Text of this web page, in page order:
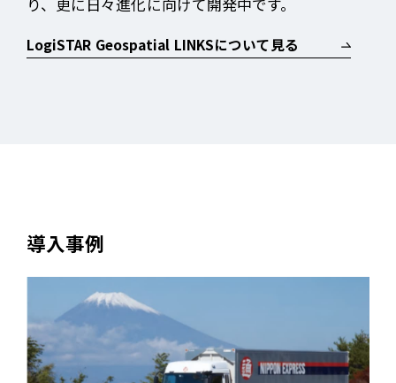
り、更に日々進化に向けて開発中です。
LogiSTAR Geospatial LINKSについて見る
導入事例